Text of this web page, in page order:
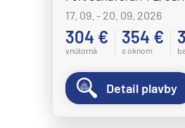
MS Nordnorge
MS Nordstjernen
MS Otto Sverdrup
MS Polarlys
MS Richard With
17. 09. - 20. 09. 2026
304 €
vnútorná
354 €
s oknom
Detail plavby